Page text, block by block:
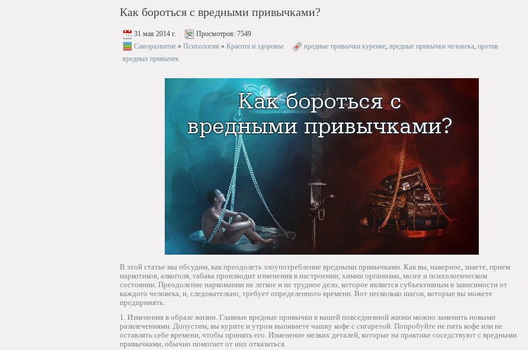
Как бороться с вредными привычками?
31 мая 2014 г. Просмотров: 7549
Саморазвитие » Психология » Красота и здоровье вредные привычки курение, вредные привычки человека, против
вредных привычек
В этой статье мы обсудим, как преодолеть злоупотребление вредными привычками. Как вы, наверное, знаете, прием
наркотиков, алкоголя, табака производит изменения в настроении, химии организма, мозге и психологическом
состоянии. Преодоление наркомании не легкое и не трудное дело, которое является субъективным в зависимости от
каждого человека, и, следовательно, требует определенного времени. Вот несколько шагов, которые вы можете
предпринять.
1. Изменения в образе жизни. Главные вредные привычки в вашей повседневной жизни можно заменить новыми
развлечениями. Допустим, вы курите и утром выпиваете чашку кофе с сигаретой. Попробуйте не пить кофе или не
оставлять себе времени, чтобы принять его. Изменение мелких деталей, которые на практике соседствуют с вредными
привычками, обычно помогает от них отказаться.